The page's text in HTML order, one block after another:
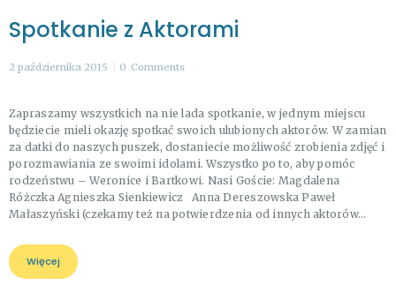
Spotkanie z Aktorami
2 października 2015 0 Comments
Zapraszamy wszystkich na nie lada spotkanie, w jednym miejscu
będziecie mieli okazję spotkać swoich ulubionych aktorów. W zamian
za datki do naszych puszek, dostaniecie możliwość zrobienia zdjęć i
porozmawiania ze swoimi idolami. Wszystko po to, aby pomóc
rodzeństwu – Weronice i Bartkowi. Nasi Goście: Magdalena
Różczka Agnieszka Sienkiewicz Anna Dereszowska Paweł
Małaszyński (czekamy też na potwierdzenia od innych aktorów…
Więcej